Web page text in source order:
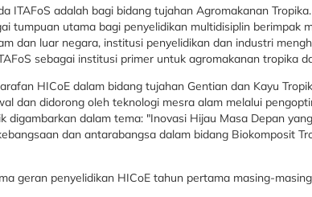
ITAFoS adalah bagi bidang tujahan Agromakanan
tumpuan utama bagi penyelidikan multidisiplin berimpak
dan luar negara, institusi penyelidikan dan industri
sebagai institusi primer untuk agromakanan tropika
HICoE dalam bidang tujahan Gentian dan Kayu
dan didorong oleh teknologi mesra alam melalui
digambarkan dalam tema: "Inovasi Hijau Masa Depan
dan antarabangsa dalam bidang Biokomposit
geran penyelidikan HICoE tahun pertama masing-